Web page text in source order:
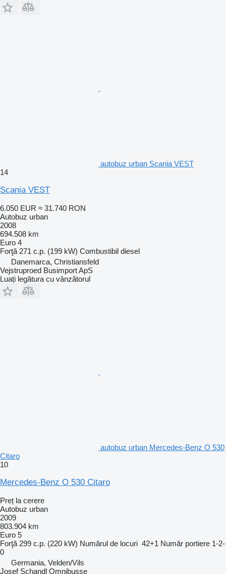
autobuz urban Scania VEST
14
Scania VEST
6.050 EUR ≈ 31.740 RON
Autobuz urban
2008
694.508 km
Euro 4
Forţă 271 c.p. (199 kW) Combustibil diesel
Danemarca, Christiansfeld
Vejstruproed Busimport ApS
Luați legătura cu vânzătorul
autobuz urban Mercedes-Benz O 530
Citaro
10
Mercedes-Benz O 530 Citaro
Preț la cerere
Autobuz urban
2009
803.904 km
Euro 5
Forţă 299 c.p. (220 kW) Numărul de locuri 42+1 Număr portiere 1-2-
0
Germania, Velden/Vils
Josef Schandl Omnibusse